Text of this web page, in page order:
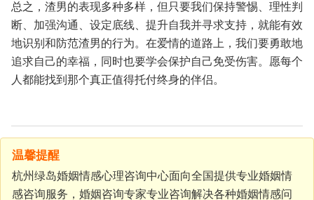
总之，渣男的表现多种多样，但只要我们保持警惕、理性判
断、加强沟通、设定底线、提升自我并寻求支持，就能有效
地识别和防范渣男的行为。在爱情的道路上，我们要勇敢地
追求自己的幸福，同时也要学会保护自己免受伤害。愿每个
人都能找到那个真正值得托付终身的伴侣。
温馨提醒
杭州绿岛婚姻情感心理咨询中心面向全国提供专业婚姻情
感咨询服务，婚姻咨询专家专业咨询解决各种婚姻情感问